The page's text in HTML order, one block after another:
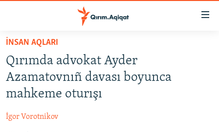
Esas
qaytmaq
Baş
navigatsiyağa
qaytmaq
Qıdıruvğa
qaytmaq
HABERLER
SİYASET
İQTİSADİYAT
MEDENİYET
İNSAN AQLARI
Qırımda advokat Ayder
Azamatovnıñ davası boyunca
mahkeme oturışı
İgor Vorotnikov